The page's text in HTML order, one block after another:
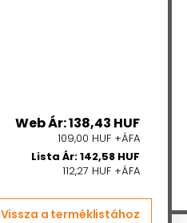
Web Ár: 138,43 HUF
109,00 HUF +ÁFA
Lista Ár: 142,58 HUF
112,27 HUF +ÁFA
Vissza a terméklistához